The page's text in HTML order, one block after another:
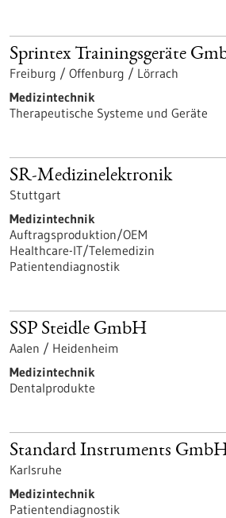
Sprintex Trainingsgeräte
Freiburg / Offenburg / Lörrach
Medizintechnik
Therapeutische Systeme und Geräte
SR-Medizinelektronik
Stuttgart
Medizintechnik
Auftragsproduktion/OEM
Healthcare-IT/Telemedizin
Patientendiagnostik
SSP Steidle GmbH
Aalen / Heidenheim
Medizintechnik
Dentalprodukte
Standard Instruments
Karlsruhe
Medizintechnik
Patientendiagnostik